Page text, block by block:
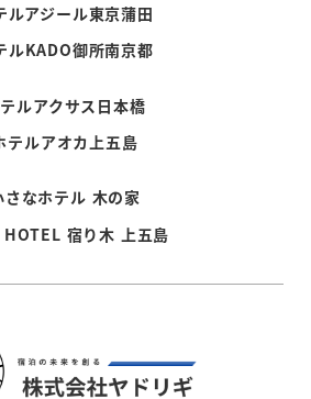
ルアジール東京蒲田
ルKADO御所南京都
ルアクサス日本橋
テルアオカ上五島
さなホテル 木の家
宿り木 上五島